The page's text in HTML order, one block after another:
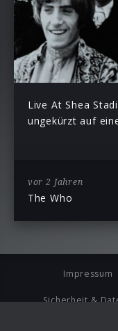
Live At Shea
ungekürzt auf
vor 2 Jahren
The Who
Impressum
Sicherheit &